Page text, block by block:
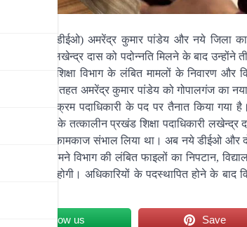
पदाधिकारी (डीईओ) अमरेंद्र कुमार पांडेय और नये जिला
दास को पदोन्नति मिलने के बाद उन्होंने
के बाद शिक्षा विभाग के लंबित मामलों के निवारण और
अधिसूचना के तहत अमरेंद्र कुमार पांडेय को गोपालगंज का
कार्यक्रम पदाधिकारी के पद पर तैनात किया गया
सभी कर्मियों के तत्कालीन प्रखंड शिक्षा पदाधिकारी लखेन्द्र
योगदान देकर कामकाज संभाल लिया था। अब नये डीईओ और
के सामने विभाग की लंबित फाइलों का निपटान,
जिम्मेदारी होगी। अधिकारियों के पदस्थापित होने के बाद
Follow us Save